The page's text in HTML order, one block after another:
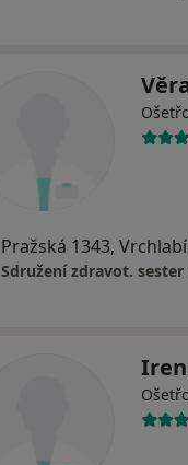
Pražská 1343, Vrchlabí
Sdružení zdravot.